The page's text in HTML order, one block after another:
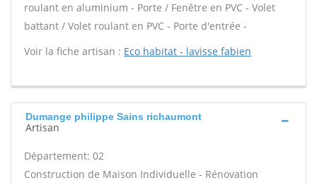
roulant en aluminium - Porte / Fenêtre en PVC - Volet
battant / Volet roulant en PVC - Porte d'entrée -
Voir la fiche artisan : Eco habitat - lavisse fabien
Dumange philippe Sains richaumont
Artisan
Département: 02
Construction de Maison Individuelle - Rénovation